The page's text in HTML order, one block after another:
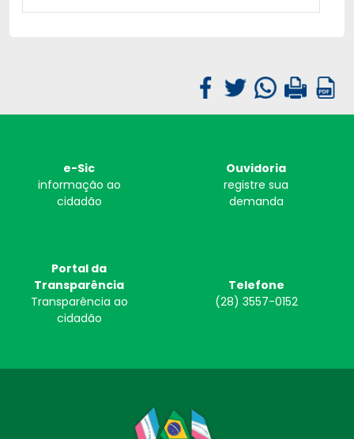
e-Sic
informação ao
cidadão
Ouvidoria
registre sua
demanda
Portal da
Transparência
Transparência ao
cidadão
Telefone
(28) 3557-0152